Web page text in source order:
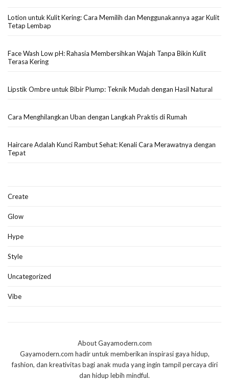
Lotion untuk Kulit Kering: Cara Memilih dan Menggunakannya agar Kulit
Tetap Lembap
Face Wash Low pH: Rahasia Membersihkan Wajah Tanpa Bikin Kulit
Terasa Kering
Lipstik Ombre untuk Bibir Plump: Teknik Mudah dengan Hasil Natural
Cara Menghilangkan Uban dengan Langkah Praktis di Rumah
Haircare Adalah Kunci Rambut Sehat: Kenali Cara Merawatnya dengan
Tepat
Create
Glow
Hype
Style
Uncategorized
Vibe
About Gayamodern.com
Gayamodern.com hadir untuk memberikan inspirasi gaya hidup,
fashion, dan kreativitas bagi anak muda yang ingin tampil percaya diri
dan hidup lebih mindful.